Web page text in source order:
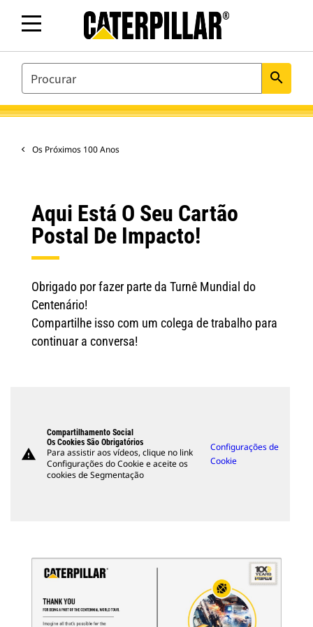
SEARCH search
Os Próximos 100 Anos
Aqui Está O Seu Cartão
Postal De Impacto!
Obrigado por fazer parte da Turnê Mundial do
Centenário!
Compartilhe isso com um colega de trabalho para
continuar a conversa!
warning
Compartilhamento Social
Os Cookies São Obrigatórios
Para assistir aos vídeos, clique no link
Configurações do Cookie e aceite os
cookies de Segmentação
Configurações de
Cookie